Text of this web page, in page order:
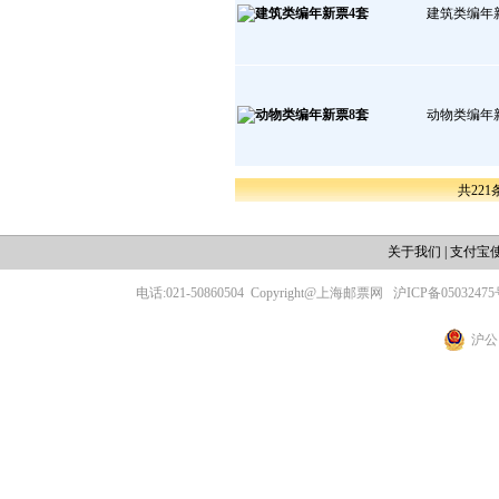
建筑类编年
动物类编年
共221
关于我们 支付宝
电话:021-50860504 Copyright@上海邮票网 沪ICP备05032475
沪公